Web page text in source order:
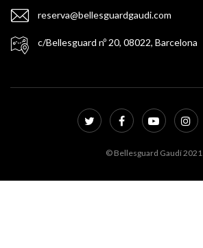
reserva@bellesguardgaudi.com
c/Bellesguard nº 20, 08022, Barcelona
© Bellesguard Gaudí 2021